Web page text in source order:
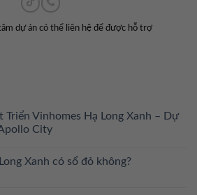
dự án có thể liên hệ để được hỗ trợ
Triển Vinhomes Hạ Long Xanh – Dự
City
Xanh có sổ đỏ không?